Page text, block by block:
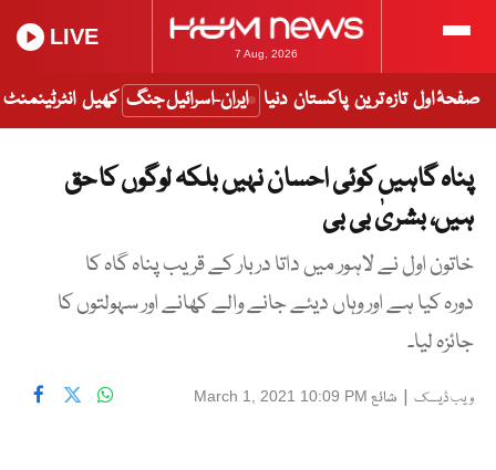
7 Aug, 2026
LIVE
صفحۂ اول تازہ ترین پاکستان دنیا ایران-اسرائیل جنگ کھیل انٹرٹینمنٹ
پناہ گاہیں کوئی احسان نہیں بلکہ لوگوں کا حق
ہیں، بشریٰ بی بی
خاتون اول نے لاہور میں داتا دربار کے قریب پناہ گاہ کا
دورہ کیا ہے اور وہاں دیئے جانے والے کھانے اور سہولتوں کا
جائزہ لیا۔
ویب ڈیسک | شائع March 1, 2021 10:09 PM